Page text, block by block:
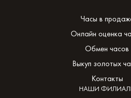
Часы в
Онлайн оценка
Обмен часов
Выкуп золотых
Контакты
НАШИ